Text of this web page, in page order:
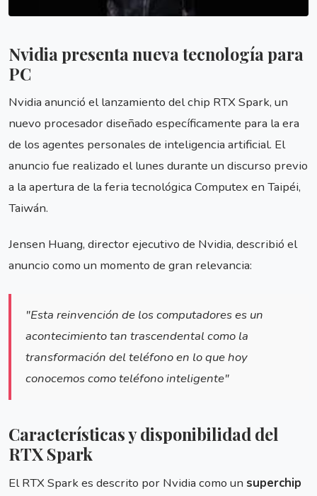
Nvidia presenta nueva tecnología para
PC
Nvidia anunció el lanzamiento del chip RTX Spark, un
nuevo procesador diseñado específicamente para la era
de los agentes personales de inteligencia artificial. El
anuncio fue realizado el lunes durante un discurso previo
a la apertura de la feria tecnológica Computex en Taipéi,
Taiwán.
Jensen Huang, director ejecutivo de Nvidia, describió el
anuncio como un momento de gran relevancia:
"Esta reinvención de los computadores es un
acontecimiento tan trascendental como la
transformación del teléfono en lo que hoy
conocemos como teléfono inteligente"
Características y disponibilidad del
RTX Spark
El RTX Spark es descrito por Nvidia como un superchip